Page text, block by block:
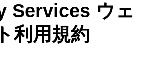
Services ウェ
利用規約